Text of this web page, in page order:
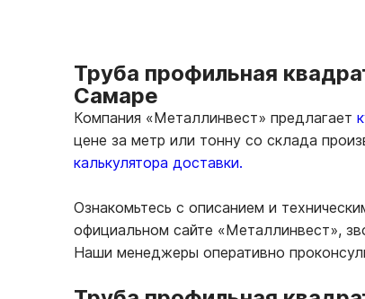
Труба профильная
Самаре
Компания «Металлинвест» предлагает
цене за метр или тонну со склада
калькулятора доставки.
Ознакомьтесь с описанием и
официальном сайте «Металлинвест»,
Наши менеджеры оперативно